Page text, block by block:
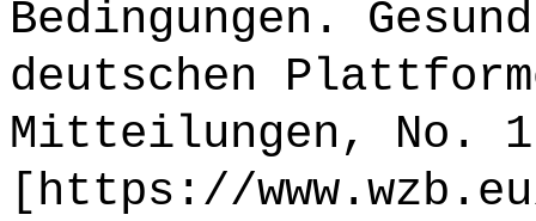
Bedingungen.
deutschen
Mitteilungen, No.
[https://